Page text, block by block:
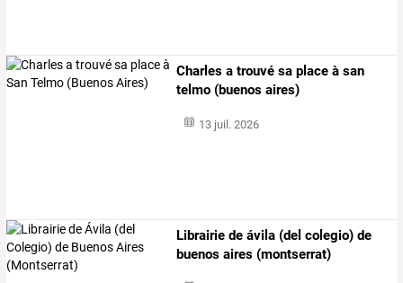
Charles a trouvé sa place à san
telmo (buenos aires)
13 juil. 2026
Librairie de ávila (del colegio) de
buenos aires (montserrat)